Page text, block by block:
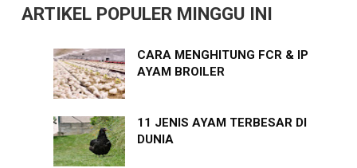
ARTIKEL POPULER MINGGU INI
CARA MENGHITUNG FCR & IP
AYAM BROILER
11 JENIS AYAM TERBESAR DI
DUNIA